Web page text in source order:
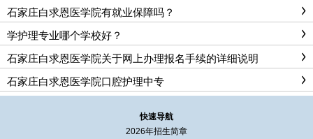
石家庄白求恩医学院有就业保障吗？
学护理专业哪个学校好？
石家庄白求恩医学院关于网上办理报名手续的详细说明
石家庄白求恩医学院口腔护理中专
快速导航
2026年招生简章